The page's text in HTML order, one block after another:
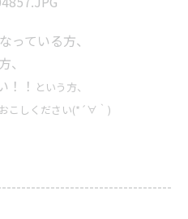
っている方、
、
！！ という方、
こしください(*´∀｀)